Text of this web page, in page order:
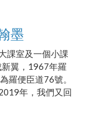
墨
課室及一個小課
翼，1967年羅
羅便臣道76號。
年，我們又回